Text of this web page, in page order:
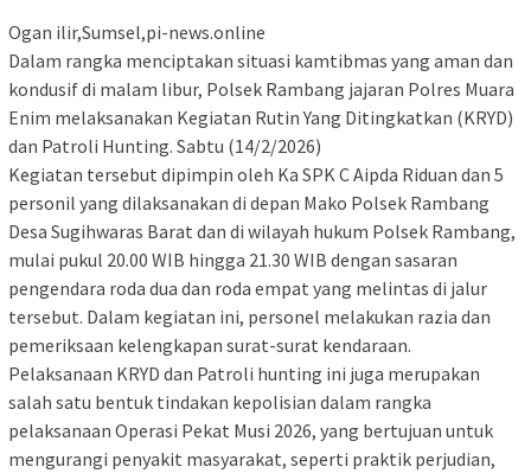
Ogan ilir,Sumsel,pi-news.online
Dalam rangka menciptakan situasi kamtibmas yang aman dan
kondusif di malam libur, Polsek Rambang jajaran Polres Muara
Enim melaksanakan Kegiatan Rutin Yang Ditingkatkan (KRYD)
dan Patroli Hunting. Sabtu (14/2/2026)
Kegiatan tersebut dipimpin oleh Ka SPK C Aipda Riduan dan 5
personil yang dilaksanakan di depan Mako Polsek Rambang
Desa Sugihwaras Barat dan di wilayah hukum Polsek Rambang,
mulai pukul 20.00 WIB hingga 21.30 WIB dengan sasaran
pengendara roda dua dan roda empat yang melintas di jalur
tersebut. Dalam kegiatan ini, personel melakukan razia dan
pemeriksaan kelengkapan surat-surat kendaraan.
Pelaksanaan KRYD dan Patroli hunting ini juga merupakan
salah satu bentuk tindakan kepolisian dalam rangka
pelaksanaan Operasi Pekat Musi 2026, yang bertujuan untuk
mengurangi penyakit masyarakat, seperti praktik perjudian,